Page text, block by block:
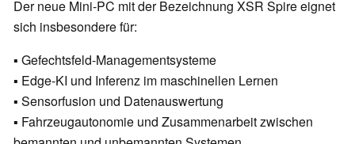
Der neue Mini-PC mit der Bezeichnung XSR Spireeignet
sich insbesondere für:
▪ Gefechtsfeld-Managementsysteme
▪ Edge-KI und Inferenz im maschinellen Lernen
▪ Sensorfusion und Datenauswertung
▪ Fahrzeugautonomie und Zusammenarbeit zwischen